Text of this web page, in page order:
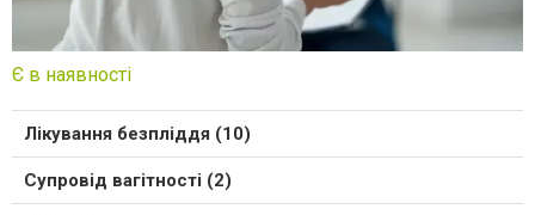
Є в наявності
Лікування безпліддя (10)
Супровід вагітності (2)